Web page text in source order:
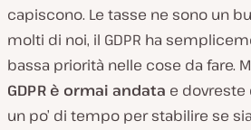
capiscono. Le tasse ne sono un
molti di noi, il GDPR ha
bassa priorità nelle cose da fare.
GDPR è ormai andata e dovreste
un po’ di tempo per stabilire se